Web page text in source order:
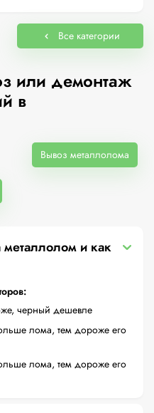
Все категории
или демонтаж
в
Вывоз металлолома
металлолом и как
черный дешевле
лома, тем дороже его
лома, тем дороже его